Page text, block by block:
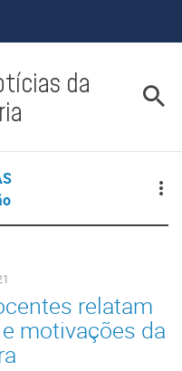
da
relatam
motivações da